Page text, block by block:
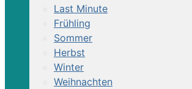
Last Minute
Frühling
Sommer
Herbst
Winter
Weihnachten
Reittour